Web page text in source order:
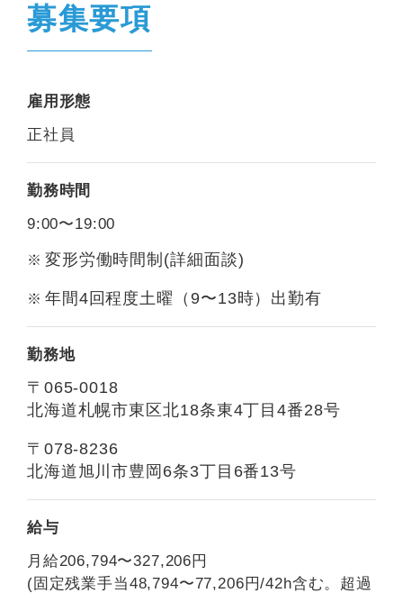
募集要項
雇用形態
正社員
勤務時間
9:00〜19:00
変形労働時間制(詳細面談)
年間4回程度土曜（9〜13時）出勤有
勤務地
〒065-0018
北海道札幌市東区北18条東4丁目4番28号
〒078-8236
北海道旭川市豊岡6条3丁目6番13号
給与
月給206,794〜327,206円
(固定残業手当48,794〜77,206円/42h含む。超過